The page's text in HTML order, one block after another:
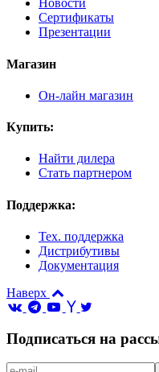
Новости
Сертификаты
Презентации
Магазин
Он-лайн магазин
Купить:
Найти дилера
Стать партнером
Поддержка:
Тех. поддержка
Дистрибутивы
Документация
Наверх
Подписаться на